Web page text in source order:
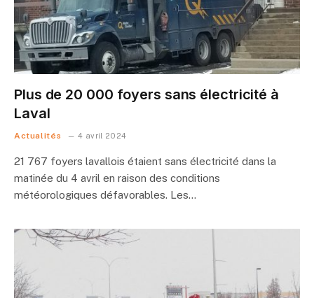
Plus de 20 000 foyers sans électricité à
Laval
Actualités 4 avril 2024
21 767 foyers lavallois étaient sans électricité dans la
matinée du 4 avril en raison des conditions
météorologiques défavorables. Les…